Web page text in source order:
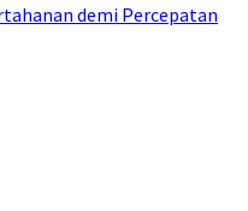
demi Percepatan